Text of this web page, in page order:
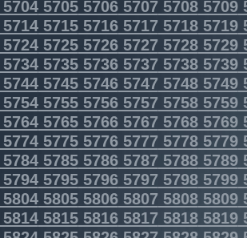
57055706570757085709
57155716571757185719
57255726572757285729
57355736573757385739
57455746574757485749
57555756575757585759
576557665767 57685769
57755776577757785779
578557865787 57885789
579557965797 57985799
580558065807 58085809
58155816581758185819